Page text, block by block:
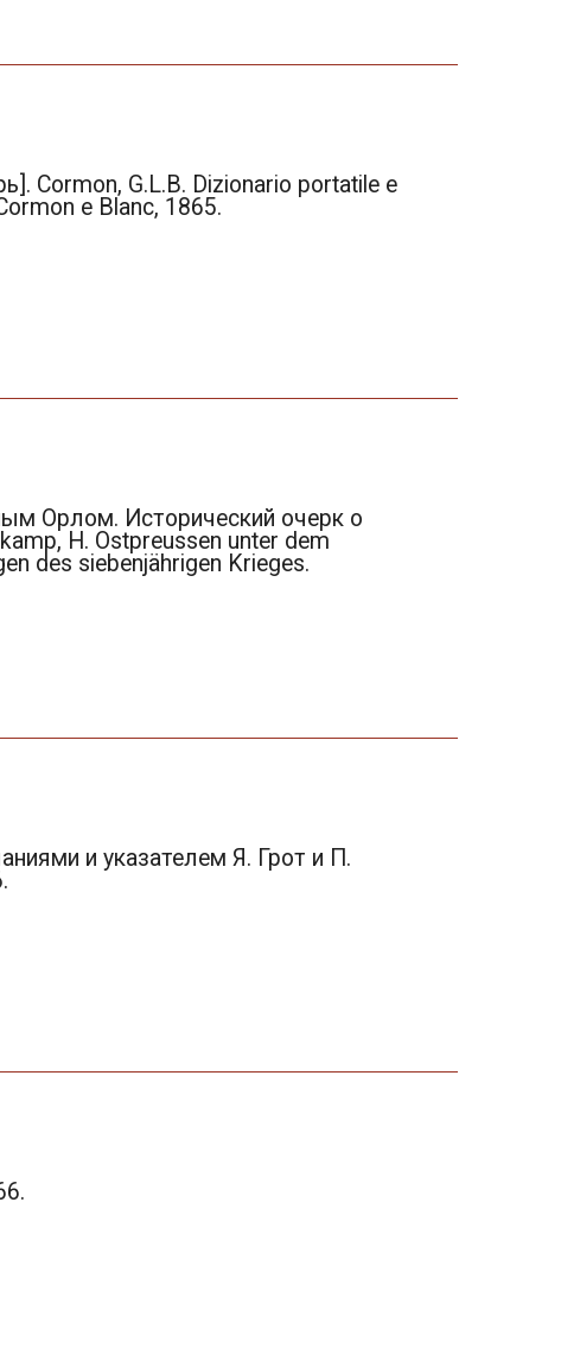
Cormon, G.L.B. Dizionario portatile e
e Blanc, 1865.
Орлом. Исторический очерк о
H. Ostpreussen unter dem
des siebenjährigen Krieges.
и указателем Я. Грот и П.